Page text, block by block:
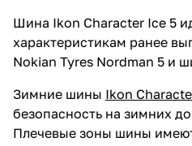
Шина Ikon Character Ice 5
характеристикам ранее
Nokian Tyres Nordman 5 и
Зимние шины Ikon
безопасность на зимних
Плечевые зоны шины